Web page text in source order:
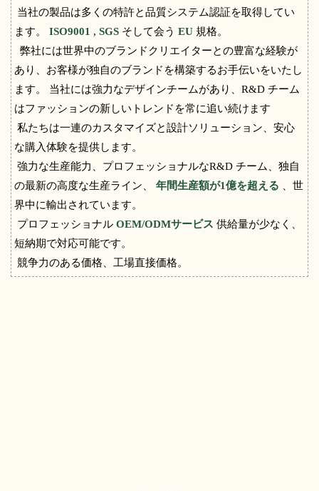
当社の製品は多くの特許と品質システム認証を取得してい
ます。ISO9001 ,SGS そして会うEU 規格。
弊社には世界中のブランドクリエイターとの豊富な経験が
あり、お客様が独自のブランドを構築するお手伝いをいたし
ます。 当社には強力なデザインチームがあり、R&D チーム
はファッションの新しいトレンドを常に追い続けます
私たちは一連のカスタマイズと設計ソリューション、安心
な購入体験を提供します。
強力な生産能力、プロフェッショナルなR&D チーム、独自
の最新の高度な生産ライン、年間生産額が1億を超える 、世
界中に輸出されています。
プロフェッショナルOEM/ODMサービス供給量が少なく、
短納期で対応可能です。
競争力のある価格、工場直接価格。